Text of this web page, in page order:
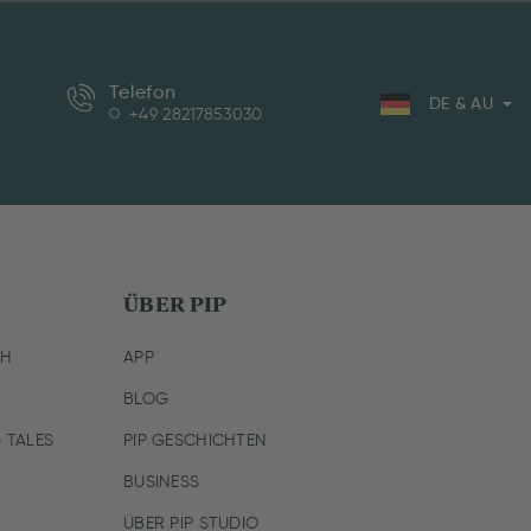
Telefon
+49 28217853030
DE & AU
ÜBER PIP
APP
BLOG
PIP GESCHICHTEN
BUSINESS
ÜBER PIP STUDIO